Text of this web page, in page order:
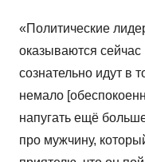
«Политические
оказываются
сознательно идут в
немало
напугать ещё
про мужчину,